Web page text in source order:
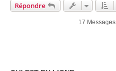
Répondre
17 Messages